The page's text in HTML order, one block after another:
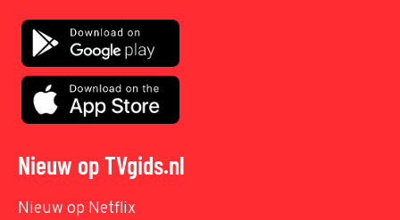
Nieuw op TVgids.nl
Nieuw op Netflix